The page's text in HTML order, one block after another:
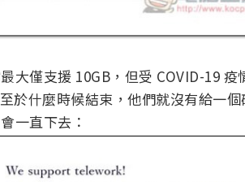
大僅支援 10GB，但受 COVID-19 疫
於什麼時候結束，他們就沒有給一
一直下去：